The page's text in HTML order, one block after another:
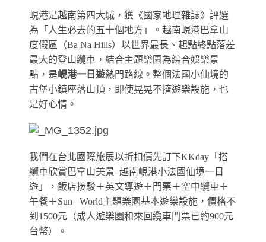
峴港是越南第四大城，獲《國家地理雜誌》評選
為「人生必去的五十個地方」。越南峴港巴拿山
度假區（Ba Na Hills）以世界最長、起點終點落差
最大的登山纜車，結合主題樂園為綜合娛樂景
點，是峴港一日遊熱門路線。整個法國小仙境的
古堡小鎮座落山頂，即使晃晃不擠遊樂設施，也
是好心情。
我們在台北國際旅展以折扣價先訂下KKday「搭
纜車欣賞巴拿山美景–越南峴港小法國仙境一日
遊」，飯店接駁＋英文導遊＋門票＋空中纜車＋
午餐＋Sun World主題樂園基本遊樂設施，價格不
到1500元（成人遊樂園和來回纜車門票已約900元
台幣）。